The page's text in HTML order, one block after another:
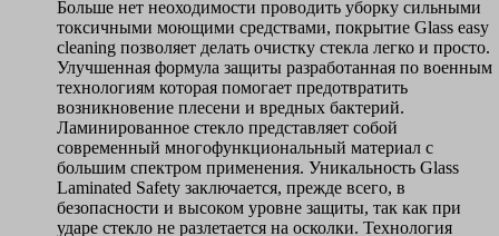
Больше нет неоходимости проводить уборку сильными
токсичными моющими средствами, покрытие Glass easy
cleaning позволяет делать очистку стекла легко и просто.
Улучшенная формула защиты разработанная по военным
технологиям которая помогает предотвратить
возникновение плесени и вредных бактерий.
Ламинированное стекло представляет собой
современный многофункциональный материал с
большим спектром применения. Уникальность Glass
Laminated Safety заключается, прежде всего, в
безопасности и высоком уровне защиты, так как при
ударе стекло не разлетается на осколки. Технология